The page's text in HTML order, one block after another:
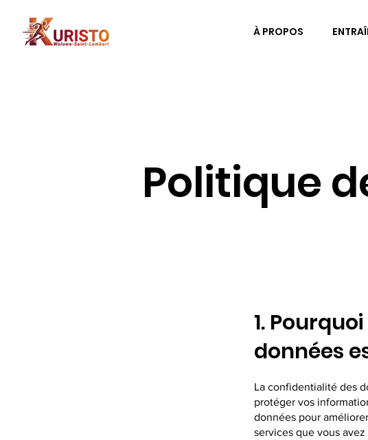
À PROPOS
Politique
1.
données
La confidentialité des
protéger vos
données pour
services que vous avez